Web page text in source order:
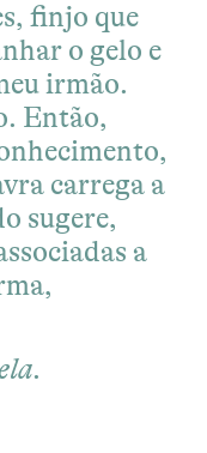
finjo que
o gelo e
irmão.
Então,
carrega a
sugere,
a
.